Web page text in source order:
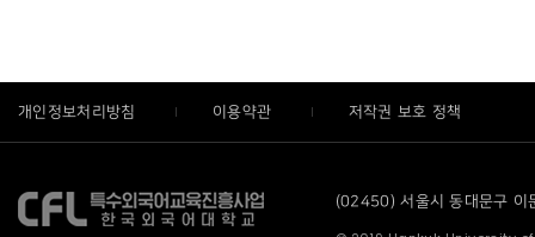
개인정보처리방침 이용약관 저작권 보호 정책
(02450) 서울시 동대문구